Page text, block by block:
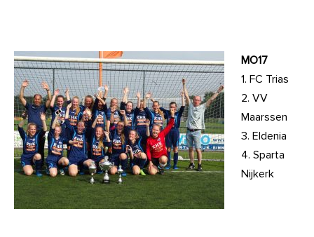
MO17
1. FC Trias
2. VV
Maarssen
3. Eldenia
4. Sparta
Nijkerk